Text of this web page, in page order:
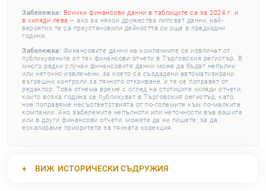
Забележка: Всички финансови данни в таблиците са за 2024 г. и
в хиляди лева – ако за някои дружества липсват данни, най-
вероятно те са преустановили дейността си още в предходни
години.
Забележка: Финансовите данни на компаниите се извличат от
публикуваните от тях финансови отчети в Търговския регистър. В
много редки случаи финансовите данни може да бъдат непълни
или неточно извлечени, за което са създадени автоматизирани
вътрешни контроли за тяхното откриване, и те се поправят от
редактор. Това отнема време с оглед на стотиците хиляди отчети,
които всяка година се публикуват в Търговския регистър, като
ние поправяме несъответствията от по-големите към по-малките
компании. Ако забележите непълноти или неточности във вашите
или в други финансови отчети, можете да ни пишете, за да
ескалираме приоритета за тяхната корекция.
ВИЖ ИСТОРИЧЕСКИ СЪДРУЖИЯ